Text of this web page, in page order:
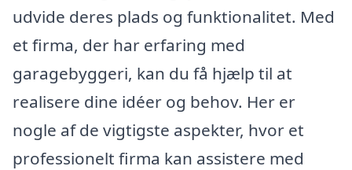
udvide deres plads og funktionalitet. Med
et firma, der har erfaring med
garagebyggeri, kan du få hjælp til at
realisere dine idéer og behov. Her er
nogle af de vigtigste aspekter, hvor et
professionelt firma kan assistere med